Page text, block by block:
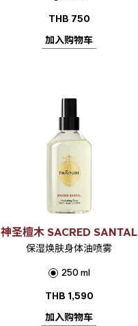
THB 750
加入购物车
神圣檀木 SACRED SANTAL
保湿焕肤身体油喷雾
250 ml
THB 1,590
加入购物车